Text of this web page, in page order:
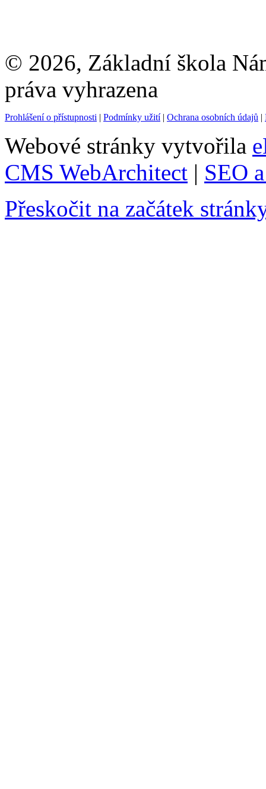
© 2026, Základní škola
práva vyhrazena
Prohlášení o přístupnosti | Podmínky užití| Ochrana osobních údajů |
Webové stránky vytvořila
CMS WebArchitect | SEO
Přeskočit na začátek